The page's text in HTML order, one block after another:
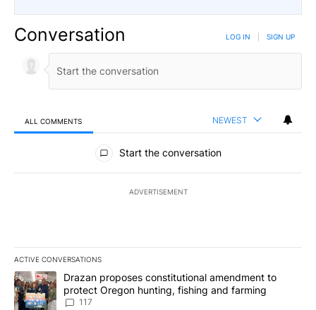
Conversation LOG IN SIGN UP
ALL COMMENTS NEWEST
All Comments
Start the conversation
ADVERTISEMENT
ACTIVE CONVERSATIONS
The following is a list of the most commented articles in the last
A trending article titled "Drazan proposes constitutional
Drazan proposes constitutional amendment to
protect Oregon hunting, fishing and farming
117